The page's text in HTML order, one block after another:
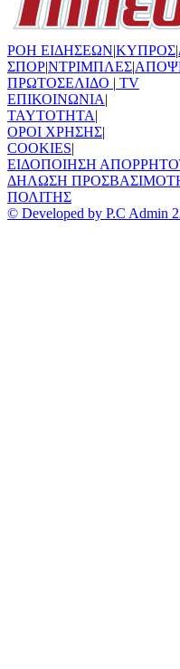
ΡΟΗ ΕΙΔΗΣΕΩΝ|ΚΥΠΡΟΣ|
ΣΠΟΡ|ΝΤΡΙΜΠΛΕΣ|
ΠΡΩΤΟΣΕΛΙΔΟ | TV
ΕΠΙΚΟΙΝΩΝΙΑ|
TAYTOTHTA|
ΟΡΟΙ ΧΡΗΣΗΣ|
COOKIES|
ΕΙΔΟΠΟΙΗΣΗ
ΔΗΛΩΣΗ
ΠΟΛΙΤΗΣ
© Developed by P.C Admin